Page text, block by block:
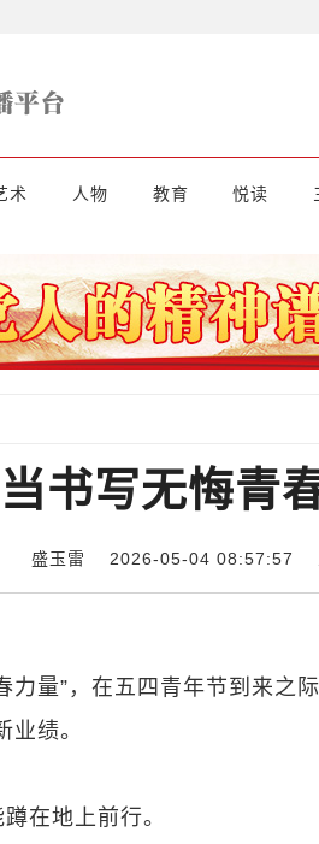
术 人物 教育 悦读
书写无悔青
盛玉雷 2026-05-04 08:57:57
力量”，在五四青年节到来之
绩。
在地上前行。